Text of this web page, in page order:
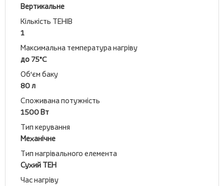
Вертикальне
Кількість ТЕНІВ
1
Максимальна температура нагріву
до 75°C
Об'єм баку
80 л
Споживана потужність
1500 Вт
Тип керування
Механічне
Тип нагрівального елемента
Сухий ТЕН
Час нагріву